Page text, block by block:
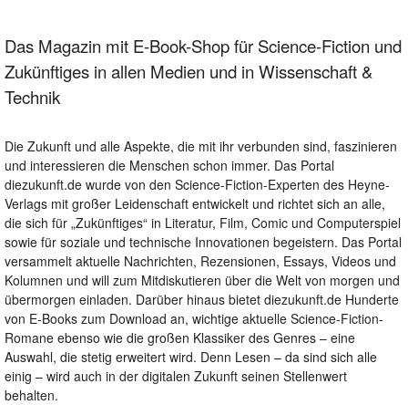
Das Magazin mit E-Book-Shop für Science-Fiction und
Zukünftiges in allen Medien und in Wissenschaft &
Technik
Die Zukunft und alle Aspekte, die mit ihr verbunden sind, faszinieren
und interessieren die Menschen schon immer. Das Portal
diezukunft.de wurde von den Science-Fiction-Experten des Heyne-
Verlags mit großer Leidenschaft entwickelt und richtet sich an alle,
die sich für „Zukünftiges“ in Literatur, Film, Comic und Computerspiel
sowie für soziale und technische Innovationen begeistern. Das Portal
versammelt aktuelle Nachrichten, Rezensionen, Essays, Videos und
Kolumnen und will zum Mitdiskutieren über die Welt von morgen und
übermorgen einladen. Darüber hinaus bietet diezukunft.de Hunderte
von E-Books zum Download an, wichtige aktuelle Science-Fiction-
Romane ebenso wie die großen Klassiker des Genres – eine
Auswahl, die stetig erweitert wird. Denn Lesen – da sind sich alle
einig – wird auch in der digitalen Zukunft seinen Stellenwert
behalten.